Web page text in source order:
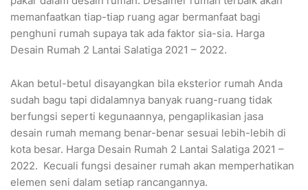
memanfaatkan tiap-tiap ruang agar bermanfaat bagi
penghuni rumah supaya tak ada faktor sia-sia. Harga
Desain Rumah 2 Lantai Salatiga 2021 – 2022.
Akan betul-betul disayangkan bila eksterior rumah Anda
sudah bagu tapi didalamnya banyak ruang-ruang tidak
berfungsi seperti kegunaannya, pengaplikasian jasa
desain rumah memang benar-benar sesuai lebih-lebih di
kota besar. Harga Desain Rumah 2 Lantai Salatiga 2021 –
2022. Kecuali fungsi desainer rumah akan memperhatikan
elemen seni dalam setiap rancangannya.